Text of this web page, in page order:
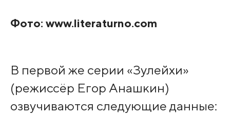
Фото: www.literaturno.com
В первой же серии «Зулейхи»
(режиссёр Егор Анашкин)
озвучиваются следующие данные: